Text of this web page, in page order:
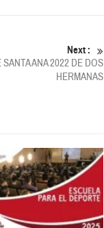
Next :
ANA 2022 DE DOS
HERMANAS